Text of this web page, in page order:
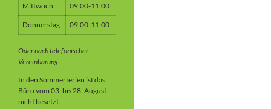
Mittwoch 09.00-11.00
Donnerstag 09.00-11.00
Oder nach telefonischer
Vereinbarung.
In den Sommerferien ist das
Büro vom 03. bis 28. August
nicht besetzt.